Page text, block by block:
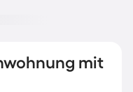
mit